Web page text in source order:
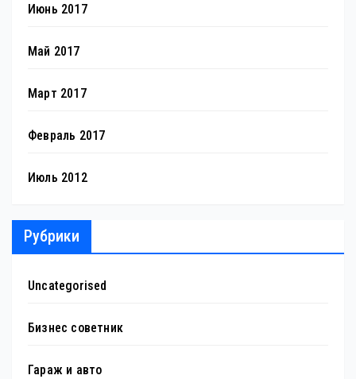
Июнь 2017
Май 2017
Март 2017
Февраль 2017
Июль 2012
Рубрики
Uncategorised
Бизнес советник
Гараж и авто